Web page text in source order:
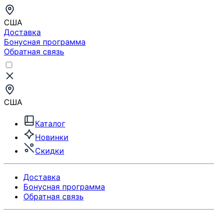
США
Доставка
Бонусная программа
Обратная связь
США
Каталог
Новинки
Скидки
Доставка
Бонусная программа
Обратная связь